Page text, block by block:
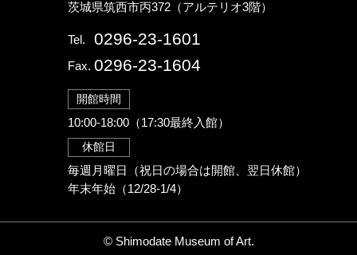
茨城県筑西市丙372（アルテリオ3階）
Tel. 0296-23-1601
Fax. 0296-23-1604
開館時間
10:00-18:00（17:30最終入館）
休館日
毎週月曜日（祝日の場合は開館、翌日休館）
年末年始（12/28-1/4）
© Shimodate Museum of Art.